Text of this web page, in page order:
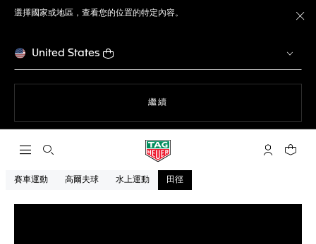
選擇國家或地區，查看您的位置的特定內容。
United States
繼續
開啟搜尋 「我的TAG
您的